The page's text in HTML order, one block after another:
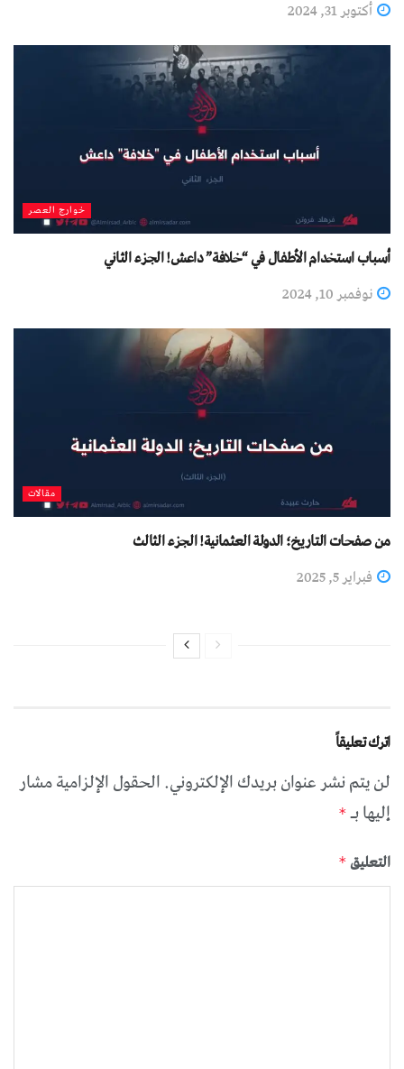
أكتوبر 31, 2024
خوارج العصر
أسباب استخدام الأطفال في “خلافة” داعش! الجزء الثاني
نوفمبر 10, 2024
مقالات
من صفحات التاريخ؛ الدولة العثمانية! الجزء الثالث
فبراير 5, 2025
اترك تعليقاً
لن يتم نشر عنوان بريدك الإلكتروني.الحقول الإلزامية مشار
إليها بـ *
التعليق *